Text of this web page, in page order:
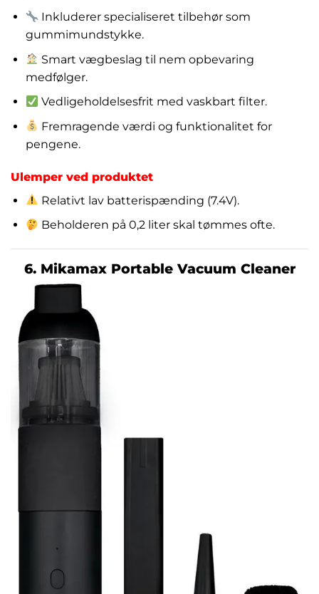
Inkluderer specialiseret tilbehør som
gummimundstykke.
Smart vægbeslag til nem opbevaring
medfølger.
Vedligeholdelsesfrit med vaskbart filter.
Fremragende værdi og funktionalitet for
pengene.
Ulemper ved produktet
Relativt lav batterispænding (7.4V).
Beholderen på 0,2 liter skal tømmes ofte.
6. Mikamax Portable Vacuum Cleaner